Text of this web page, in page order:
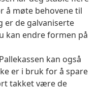
å møte behovene til
er de galvaniserte
kan endre formen på
kan også
er i bruk for å spare
takket være de